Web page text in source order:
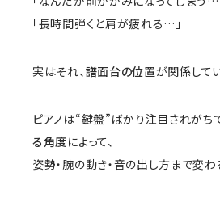
「長時間弾くと肩が疲れる…」
実はそれ、 譜面台の位置が関係して
ピアノは“鍵盤”ばかり注目されがち
る角度によって、
姿勢・腕の動き・音の出し方まで変